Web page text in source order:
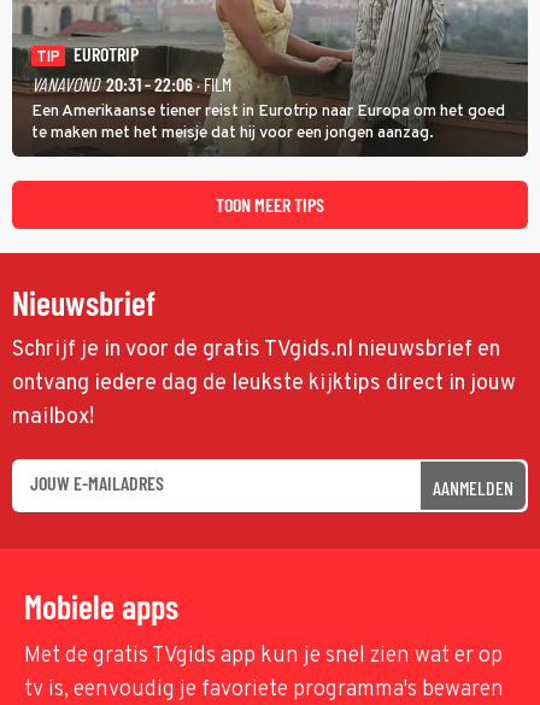
TIP
EUROTRIP
VANAVOND 20:31 - 22:06· FILM
Een Amerikaanse tiener reist in Eurotrip naar Europa om het goed
te maken met het meisje dat hij voor een jongen aanzag.
TOON MEER TIPS
Nieuwsbrief
Schrijf je in voor de gratis TVgids.nl nieuwsbrief en
ontvang iedere dag de leukste kijktips direct in jouw
mailbox!
AANMELDEN
Mobiele apps
Met de gratis TVgids app kun je snel zien wat er op
tv is, eenvoudig je favoriete programma's bewaren